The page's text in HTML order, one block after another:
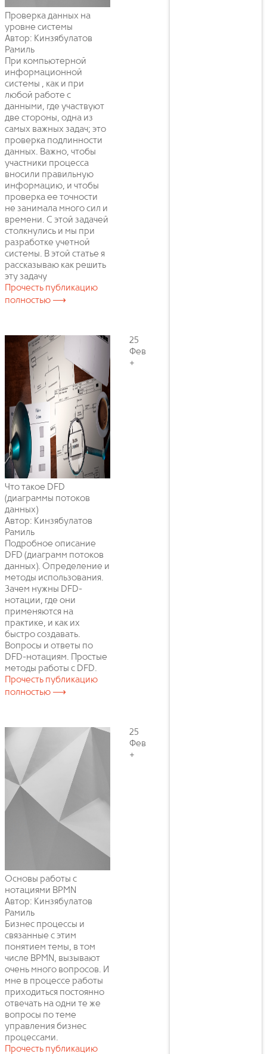
Проверка данных на
уровне системы
Автор: Кинзябулатов
Рамиль
При компьютерной
информационной
системы , как и при
любой работе с
данными, где участвуют
две стороны, одна из
самых важных задач; это
проверка подлинности
данных. Важно, чтобы
участники процесса
вносили правильную
информацию, и чтобы
проверка ее точности
не занимала много сил и
времени. С этой задачей
столкнулись и мы при
разработке учетной
системы. В этой статье я
рассказываю как решить
эту задачу
Прочесть публикацию
полностью ⟶
Что такое DFD
(диаграммы потоков
данных)
Автор: Кинзябулатов
Рамиль
Подробное описание
DFD (диаграмм потоков
данных). Определение и
методы использования.
Зачем нужны DFD-
нотации, где они
применяются на
практике, и как их
быстро создавать.
Вопросы и ответы по
DFD-нотациям. Простые
методы работы с DFD.
Прочесть публикацию
полностью ⟶
25
Фев
+
Основы работы с
нотациями BPMN
Автор: Кинзябулатов
Рамиль
Бизнес процессы и
связанные с этим
понятием темы, в том
числе BPMN, вызывают
очень много вопросов. И
мне в процессе работы
приходиться постоянно
отвечать на одни те же
вопросы по теме
управления бизнес
процессами.
Прочесть публикацию
25
Фев
+